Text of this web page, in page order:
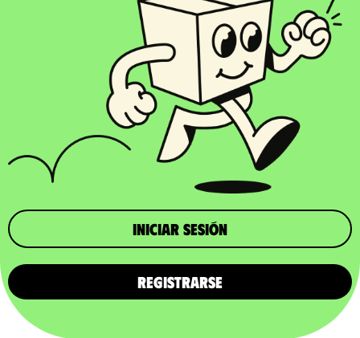
iniciar sesión
REGISTRARSE